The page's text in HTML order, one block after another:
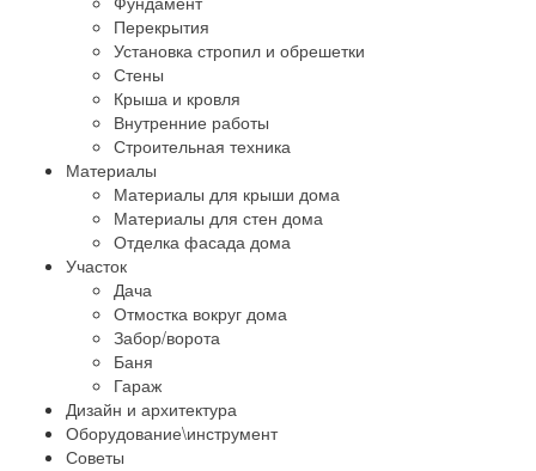
Перекрытия
Установка стропил и обрешетки
Стены
Крыша и кровля
Внутренние работы
Строительная техника
Материалы
Материалы для крыши дома
Материалы для стен дома
Отделка фасада дома
Участок
Дача
Отмостка вокруг дома
Забор/ворота
Баня
Гараж
Дизайн и архитектура
Оборудование\инструмент
Советы